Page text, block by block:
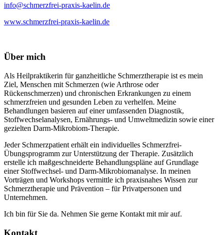
info@schmerzfrei-praxis-kaelin.de
www.schmerzfrei-praxis-kaelin.de
Über mich
Als Heilpraktikerin für ganzheitliche Schmerztherapie ist es mein
Ziel, Menschen mit Schmerzen (wie Arthrose oder
Rückenschmerzen) und chronischen Erkrankungen zu einem
schmerzfreien und gesunden Leben zu verhelfen. Meine
Behandlungen basieren auf einer umfassenden Diagnostik,
Stoffwechselanalysen, Ernährungs- und Umweltmedizin sowie einer
gezielten Darm-Mikrobiom-Therapie.
Jeder Schmerzpatient erhält ein individuelles Schmerzfrei-
Übungsprogramm zur Unterstützung der Therapie. Zusätzlich
erstelle ich maßgeschneiderte Behandlungspläne auf Grundlage
einer Stoffwechsel- und Darm-Mikrobiomanalyse. In meinen
Vorträgen und Workshops vermittle ich praxisnahes Wissen zur
Schmerztherapie und Prävention – für Privatpersonen und
Unternehmen.
Ich bin für Sie da. Nehmen Sie gerne Kontakt mit mir auf.
Kontakt